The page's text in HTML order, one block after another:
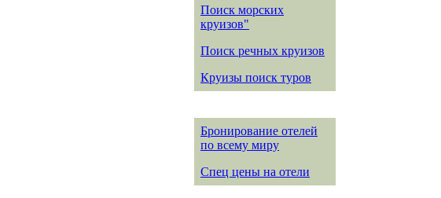
Поиск морских
круизов"
Поиск речных круизов
Круизы поиск туров
Бронирование отелей
по всему миру
Спец цены на отели